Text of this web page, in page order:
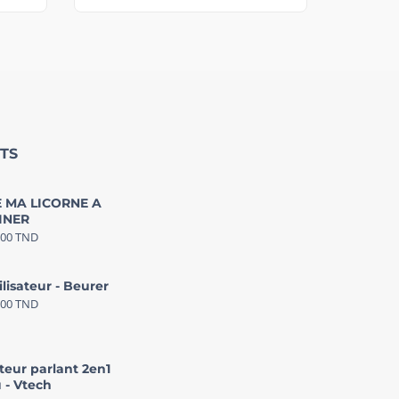
MA LICORNE A
TND
- Beurer
TND
parlant 2en1
- Vtech